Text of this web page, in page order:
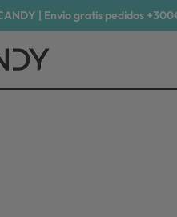
| Envío gratis pedidos